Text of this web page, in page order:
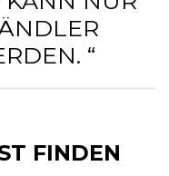
“
FINDEN